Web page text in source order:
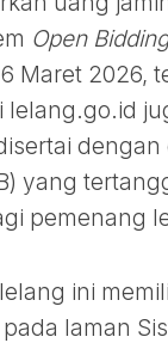
Open Bidding
Maret 2026,
yang
pemenang
ini
laman